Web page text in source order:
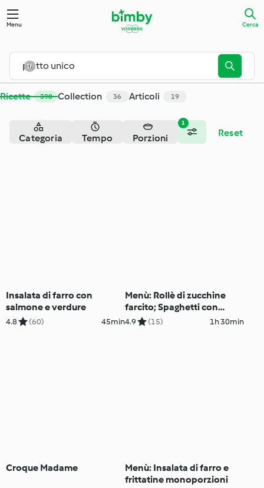
Menu Cerca
Ricette 398 Collection 36 Articoli 19
1
Categoria Tempo Porzioni Reset
Insalata di farro con
salmone e verdure
4.8 (60) 45min
Menù: Rollè di zucchine
farcito; Spaghetti con
crema di fagiolini; Gelato
4.9 (15) 1h 30min
Croque Madame
Menù: Insalata di farro e
frittatine monoporzioni
Cerca - Cookidoo® – la nostra piattaforma ufficiale di ricette